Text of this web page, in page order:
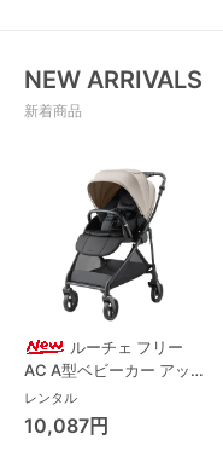
NEW ARRIVALS
新着商品
ルーチェ フリー
AC A型ベビーカー アッ
プリカ(Aprica) A型ベビ
ーカー アップリカ
(Aprica)
レンタル
10,087円